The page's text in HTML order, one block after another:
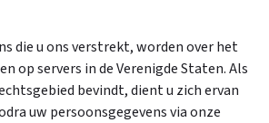
die u ons verstrekt, worden over het
op servers in de Verenigde Staten. Als
bevindt, dient u zich ervan
uw persoonsgegevens via onze